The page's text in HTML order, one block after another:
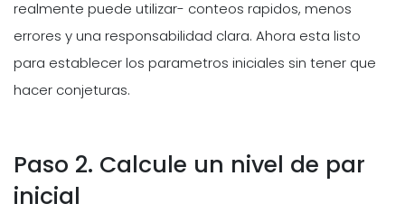
realmente puede utilizar- conteos rapidos, menos
errores y una responsabilidad clara. Ahora esta listo
para establecer los parametros iniciales sin tener que
hacer conjeturas.
Paso 2. Calcule un nivel de par
inicial